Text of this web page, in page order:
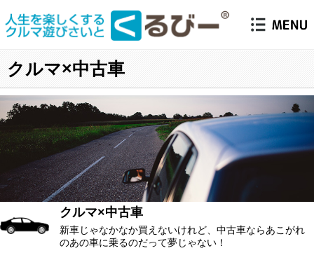
クルマ×中古車
クルマ×中古車
新車じゃなかなか買えないけれど、中古車ならあこがれ
のあの車に乗るのだって夢じゃない！